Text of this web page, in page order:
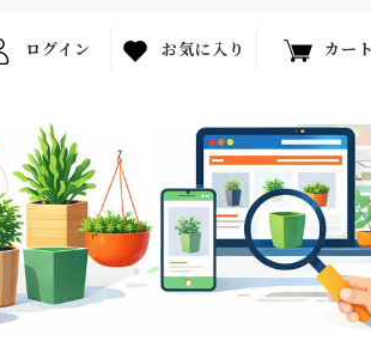
ログイン お気に入り カート